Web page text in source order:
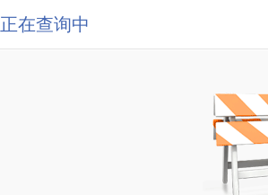
正在查询中